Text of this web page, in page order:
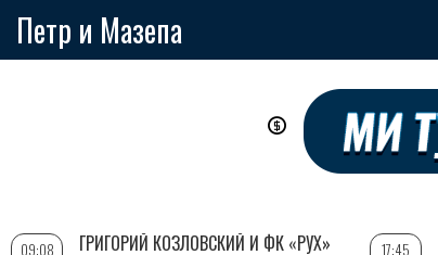
Петр и Мазепа
09:08
ГРИГОРИЙ КОЗЛОВСКИЙ И ФК «РУХ»
17:45